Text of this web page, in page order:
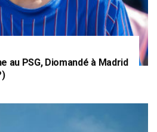
au PSG, Diomandé à Madrid